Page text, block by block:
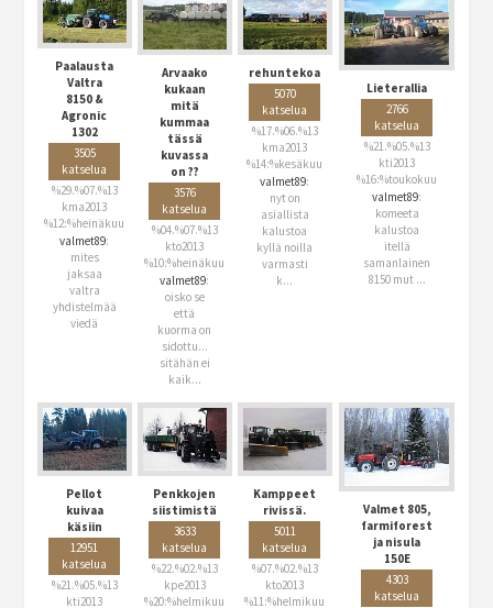
Paalausta
Valtra
8150 &
Agronic
1302
3505
katselua
%29.%07.%13
kma2013
%12:%heinäkuu
valmet89:
mites
jaksaa
valtra
yhdistelmää
viedä
Arvaako
kukaan
mitä
kummaa
tässä
kuvassa
on ??
3576
katselua
%04.%07.%13
kto2013
%10:%heinäkuu
valmet89:
oisko se
että
kuorma on
sidottu...
sitähän ei
kaik...
rehuntekoa
5070
katselua
%17.%06.%13
kma2013
%14:%kesäkuu
valmet89:
nyt on
asiallista
kalustoa
kyllä noilla
varmasti
k...
Lieterallia
2766
katselua
%21.%05.%13
kti2013
%16:%toukokuu
valmet89:
komeeta
kalustoa
itellä
samanlainen
8150 mut ...
Pellot
kuivaa
käsiin
12951
katselua
%21.%05.%13
kti2013
Penkkojen
siistimistä
3633
katselua
%22.%02.%13
kpe2013
%20:%helmikuu
Kamppeet
rivissä.
5011
katselua
%07.%02.%13
kto2013
%11:%helmikuu
Valmet 805,
farmiforest
ja nisula
150E
4303
katselua